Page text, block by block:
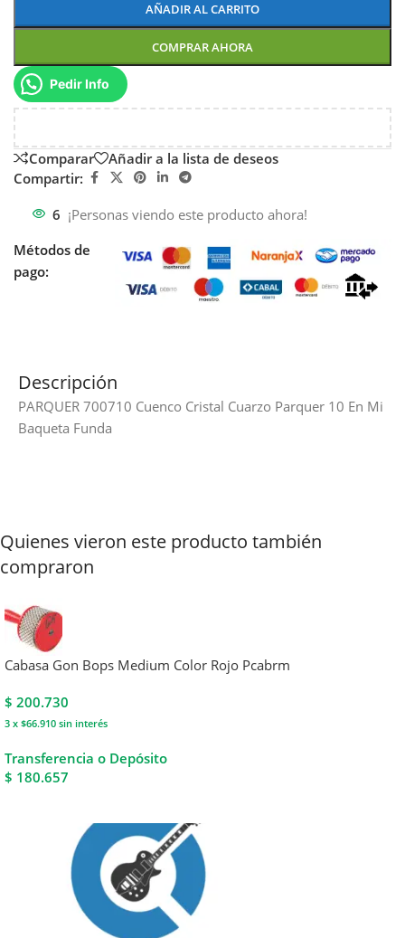
AÑADIR AL CARRITO
COMPRAR AHORA
Pedir Info
Comparar
Añadir a la lista de deseos
Compartir:
6 ¡Personas viendo este producto ahora!
Métodos de
pago:
Descripción
PARQUER 700710 Cuenco Cristal Cuarzo Parquer 10 En Mi
Baqueta Funda
Quienes vieron este producto también
compraron
Cabasa Gon Bops Medium Color Rojo Pcabrm
$ 200.730
3 x $66.910 sin interés
Transferencia o Depósito
$ 180.657